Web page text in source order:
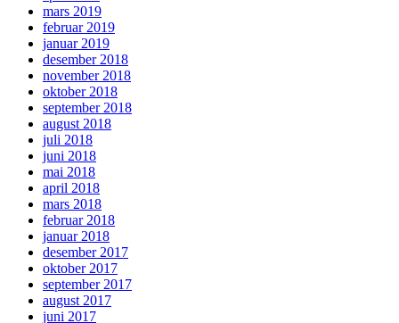
mars 2019
februar 2019
januar 2019
desember 2018
november 2018
oktober 2018
september 2018
august 2018
juli 2018
juni 2018
mai 2018
april 2018
mars 2018
februar 2018
januar 2018
desember 2017
oktober 2017
september 2017
august 2017
juni 2017